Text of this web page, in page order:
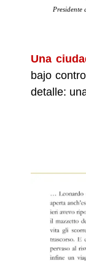
Presidente
Una
bajo
detalle: